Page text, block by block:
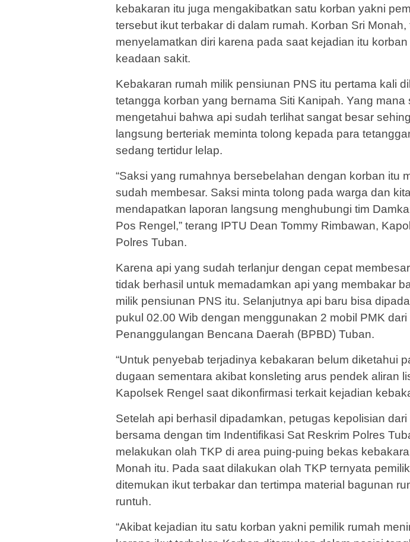
kebakaran itu juga mengakibatkan satu korban yakni
tersebut ikut terbakar di dalam rumah. Korban Sri Monah,
menyelamatkan diri karena pada saat kejadian itu
keadaan sakit.
Kebakaran rumah milik pensiunan PNS itu pertama kali
tetangga korban yang bernama Siti Kanipah. Yang mana
mengetahui bahwa api sudah terlihat sangat besar
langsung berteriak meminta tolong kepada para
sedang tertidur lelap.
“Saksi yang rumahnya bersebelahan dengan korban itu
sudah membesar. Saksi minta tolong pada warga dan
mendapatkan laporan langsung menghubungi tim
Pos Rengel,” terang IPTU Dean Tommy Rimbawan,
Polres Tuban.
Karena api yang sudah terlanjur dengan cepat
tidak berhasil untuk memadamkan api yang membakar
milik pensiunan PNS itu. Selanjutnya api baru bisa
pukul 02.00 Wib dengan menggunakan 2 mobil PMK dari
Penanggulangan Bencana Daerah (BPBD) Tuban.
“Untuk penyebab terjadinya kebakaran belum diketahui
dugaan sementara akibat konsleting arus pendek aliran
Kapolsek Rengel saat dikonfirmasi terkait kejadian
Setelah api berhasil dipadamkan, petugas kepolisian
bersama dengan tim Indentifikasi Sat Reskrim Polres
melakukan olah TKP di area puing-puing bekas
Monah itu. Pada saat dilakukan olah TKP ternyata
ditemukan ikut terbakar dan tertimpa material bagunan
runtuh.
“Akibat kejadian itu satu korban yakni pemilik rumah